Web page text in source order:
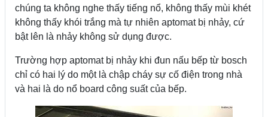
chúng ta không nghe thấy tiếng nổ, không thấy mùi khét
không thấy khói trắng mà tự nhiên aptomat bị nhảy, cứ
bật lên là nhảy không sử dụng được.
Trường hợp aptomat bị nhảy khi đun nấu bếp từ bosch
chỉ có hai lý do một là chập cháy sự cố điện trong nhà
và hai là do nổ board công suất của bếp.